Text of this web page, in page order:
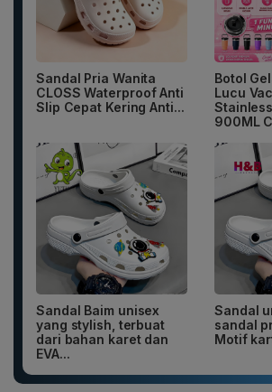
Sandal Pria Wanita
CLOSS Waterproof Anti
Slip Cepat Kering Anti...
Botol
Lucu
Stainless
900ML
Sandal Baim unisex
yang stylish, terbuat
dari bahan karet dan
EVA...
Sandal
sandal
Motif